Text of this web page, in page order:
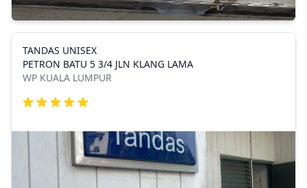
TANDAS UNISEX
PETRON BATU 5 3/4 JLN KLANG LAMA
WP KUALA LUMPUR